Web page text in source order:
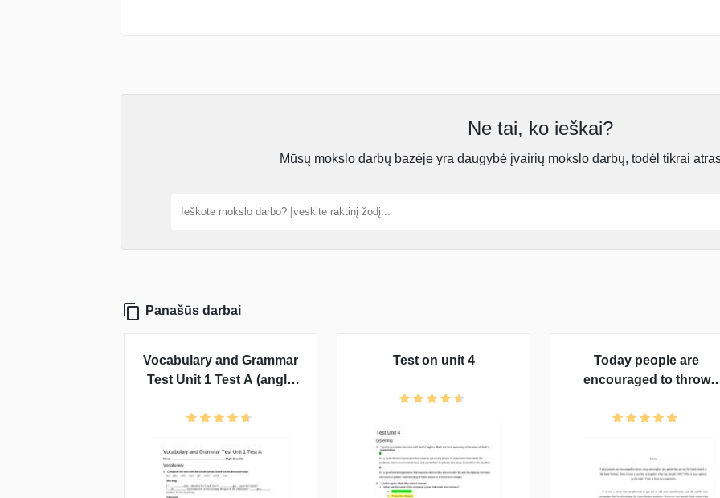
Ne tai, ko ieškai?
Mūsų mokslo darbų bazėje yra daugybė įvairių mokslo darbų, todėl tikrai
Panašūs darbai
Vocabulary and Grammar
Test Unit 1 Test A (anglų
Test on unit 4
Today people are
encouraged to throw
goods that are not the
fashion. Does it have a
positive or negative
on people’s life?